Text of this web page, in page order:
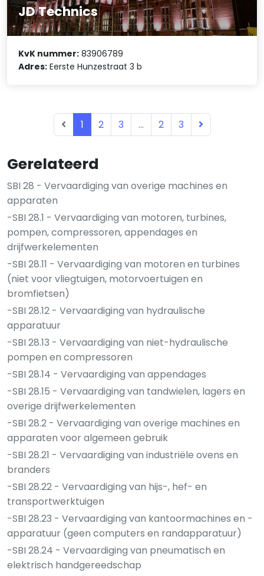
Gerelateerd
SBI 28 - Vervaardiging van overige machines en
apparaten
-SBI 28.1 - Vervaardiging van motoren, turbines,
pompen, compressoren, appendages en
drijfwerkelementen
-SBI 28.11 - Vervaardiging van motoren en turbines
(niet voor vliegtuigen, motorvoertuigen en
bromfietsen)
-SBI 28.12 - Vervaardiging van hydraulische
apparatuur
-SBI 28.13 - Vervaardiging van niet-hydraulische
pompen en compressoren
-SBI 28.14 - Vervaardiging van appendages
-SBI 28.15 - Vervaardiging van tandwielen, lagers en
overige drijfwerkelementen
-SBI 28.2 - Vervaardiging van overige machines en
apparaten voor algemeen gebruik
-SBI 28.21 - Vervaardiging van industriële ovens en
branders
-SBI 28.22 - Vervaardiging van hijs-, hef- en
transportwerktuigen
-SBI 28.23 - Vervaardiging van kantoormachines en -
apparatuur (geen computers en randapparatuur)
-SBI 28.24 - Vervaardiging van pneumatisch en
elektrisch handgereedschap
JD Technics
KvK nummer: 83906789
Adres: Eerste Hunzestraat 3 b
1 2 3 ... 2 3